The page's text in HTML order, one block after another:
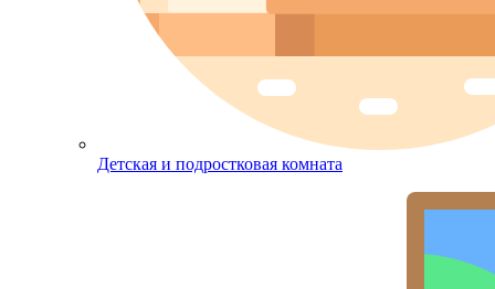
Детская и подростковая комната